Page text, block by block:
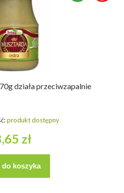
działa przeciwzapalnie
produkt dostępny
zł
do koszyka